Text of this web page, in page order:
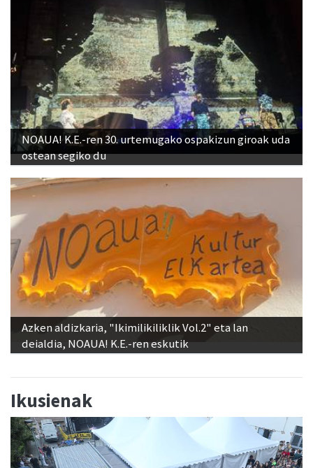
NOAUA! K.E.-ren 30. urtemugako ospakizun giroak uda
ostean segiko du
Azken aldizkaria, "Ikimilikiliklik Vol.2" eta lan
deialdia, NOAUA! K.E.-ren eskutik
Ikusienak